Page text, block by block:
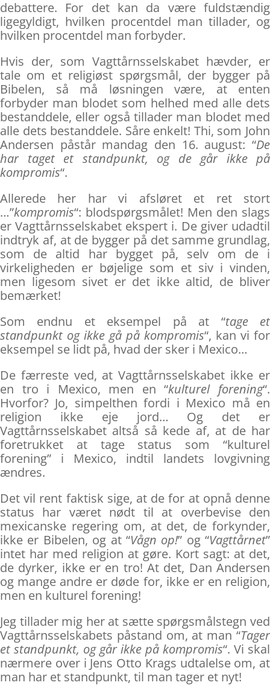
debattere. For det kan da være fuldstændig
ligegyldigt, hvilken procentdel man tillader, og
hvilken procentdel man forbyder.
Hvis der, som Vagttårnsselskabet hævder, er
tale om et religiøst spørgsmål, der bygger på
Bibelen, så må løsningen være, at enten
forbyder man blodet som helhed med alle dets
bestanddele, eller også tillader man blodet med
alle dets bestanddele. Såre enkelt! Thi, som John
Andersen påstår mandag den 16. august: “De
har taget et standpunkt, og de går ikke på
kompromis“.
Allerede her har vi afsløret et ret stort
…”kompromis“: blodspørgsmålet! Men den slags
er Vagttårnsselskabet ekspert i. De giver udadtil
indtryk af, at de bygger på det samme grundlag,
som de altid har bygget på, selv om de i
virkeligheden er bøjelige som et siv i vinden,
men ligesom sivet er det ikke altid, de bliver
bemærket!
Som endnu et eksempel på at “tage et
standpunkt og ikke gå på kompromis“, kan vi for
eksempel se lidt på, hvad der sker i Mexico…
De færreste ved, at Vagttårnsselskabet ikke er
en tro i Mexico, men en “kulturel forening“.
Hvorfor? Jo, simpelthen fordi i Mexico må en
religion ikke eje jord… Og det er
Vagttårnsselskabet altså så kede af, at de har
foretrukket at tage status som “kulturel
forening” i Mexico, indtil landets lovgivning
ændres.
Det vil rent faktisk sige, at de for at opnå denne
status har været nødt til at overbevise den
mexicanske regering om, at det, de forkynder,
ikke er Bibelen, og at “Vågn op!” og “Vagttårnet”
intet har med religion at gøre. Kort sagt: at det,
de dyrker, ikke er en tro! At det, Dan Andersen
og mange andre er døde for, ikke er en religion,
men en kulturel forening!
Jeg tillader mig her at sætte spørgsmålstegn ved
Vagttårnsselskabets påstand om, at man “Tager
et standpunkt, og går ikke på kompromis“. Vi skal
nærmere over i Jens Otto Krags udtalelse om, at
man har et standpunkt, til man tager et nyt!